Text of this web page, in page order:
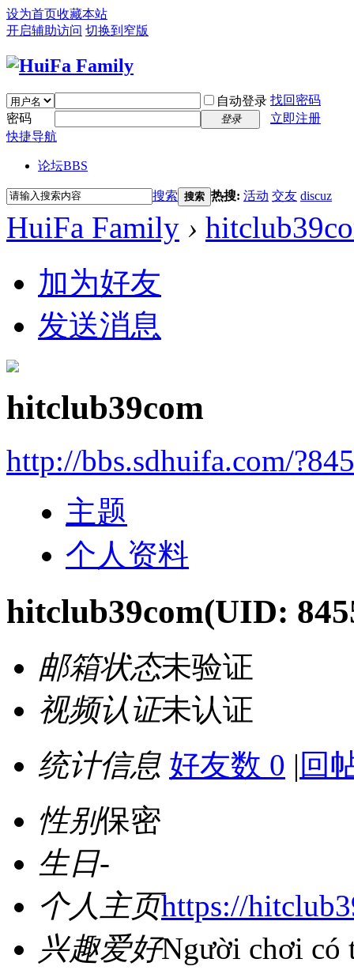
设为首页收藏本站
开启辅助访问 切换到窄版
自动登录 找回密码
密码
登录
立即注册
快捷导航
论坛BBS
搜索 搜索 热搜: 活动 交友 discuz
HuiFa Family ›
加为好友
发送消息
hitclub39com
http://bbs.sdhuifa.com/
主题
个人资料
hitclub39com(UID:
邮箱状态未验证
视频认证未认证
统计信息 好友数 0 | 回
性别保密
生日-
个人主页https://
兴趣爱好Người chơi có